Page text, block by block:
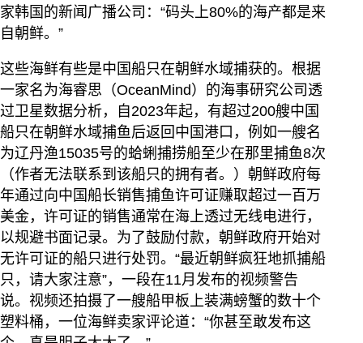
家韩国的新闻广播公司：“码头上80%的海产都是来
自朝鲜。”
这些海鲜有些是中国船只在朝鲜水域捕获的。根据
一家名为海睿思（OceanMind）的海事研究公司透
过卫星数据分析，自2023年起，有超过200艘中国
船只在朝鲜水域捕鱼后返回中国港口，例如一艘名
为辽丹渔15035号的蛤蜊捕捞船至少在那里捕鱼8次
（作者无法联系到该船只的拥有者。）朝鲜政府每
年通过向中国船长销售捕鱼许可证赚取超过一百万
美金，许可证的销售通常在海上透过无线电进行，
以规避书面记录。为了鼓励付款，朝鲜政府开始对
无许可证的船只进行处罚。“最近朝鲜疯狂地抓捕船
只，请大家注意”，一段在11月发布的视频警告
说。视频还拍摄了一艘船甲板上装满螃蟹的数十个
塑料桶，一位海鲜卖家评论道：“你甚至敢发布这